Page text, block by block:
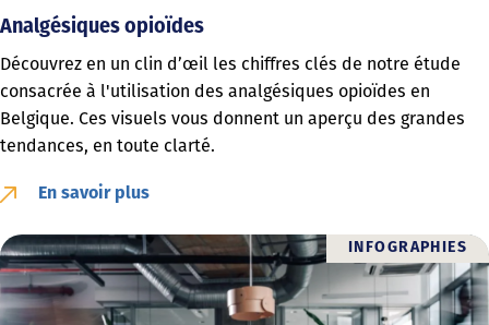
Analgésiques opioïdes
Découvrez en un clin d’œil les chiffres clés de notre étude
consacrée à l'utilisation des analgésiques opioïdes en
Belgique. Ces visuels vous donnent un aperçu des grandes
tendances, en toute clarté.
En savoir plus
INFOGRAPHIES